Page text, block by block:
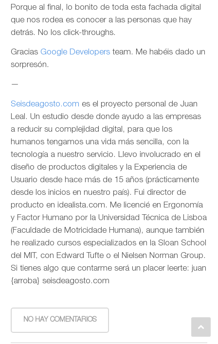
Porque al final, lo bonito de toda esta fachada digital
que nos rodea es conocer a las personas que hay
detrás. No los click-throughs.
Gracias Google Developers team. Me habéis dado un
sorpresón.
—
Seisdeagosto.com es el proyecto personal de Juan
Leal. Un estudio desde donde ayudo a las empresas
a reducir su complejidad digital, para que los
humanos tengamos una vida más sencilla, con la
tecnología a nuestro servicio. Llevo involucrado en el
diseño de productos digitales y la Experiencia de
Usuario desde hace más de 15 años (prácticamente
desde los inicios en nuestro país). Fui director de
producto en idealista.com. Me licencié en Ergonomía
y Factor Humano por la Universidad Técnica de Lisboa
(Faculdade de Motricidade Humana), aunque también
he realizado cursos especializados en la Sloan School
del MIT, con Edward Tufte o el Nielsen Norman Group.
Si tienes algo que contarme será un placer leerte: juan
{arroba} seisdeagosto.com
NO HAY COMENTARIOS